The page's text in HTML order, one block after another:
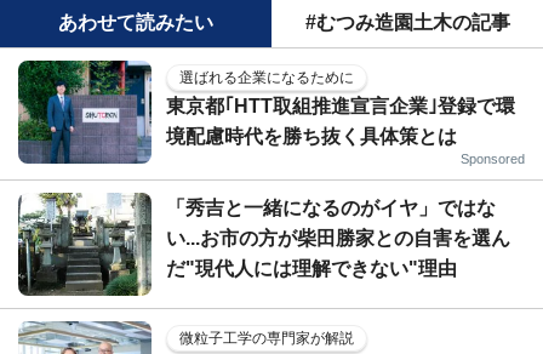
あわせて読みたい #むつみ造園土木の記事
選ばれる企業になるために
東京都｢HTT取組推進宣言企業｣登録で環
境配慮時代を勝ち抜く具体策とは
Sponsored
「秀吉と一緒になるのがイヤ」ではな
い...お市の方が柴田勝家との自害を選ん
だ"現代人には理解できない"理由
微粒子工学の専門家が解説